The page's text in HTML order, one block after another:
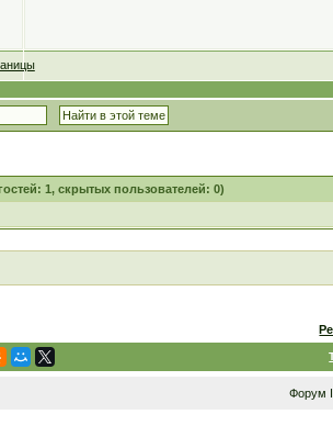
1, скрытых пользователей: 0)
Форум